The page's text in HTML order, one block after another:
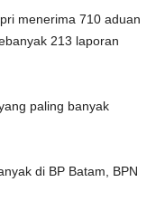
menerima 710 aduan
213 laporan
paling banyak
di BP Batam, BPN